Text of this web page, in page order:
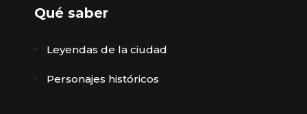
Qué saber
Leyendas de la ciudad
Personajes históricos